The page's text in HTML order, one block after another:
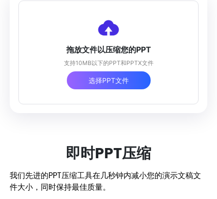
拖放文件以压缩您的PPT
支持10MB以下的PPT和PPTX文件
选择PPT文件
即时PPT压缩
我们先进的PPT压缩工具在几秒钟内减小您的演示文稿文
件大小，同时保持最佳质量。